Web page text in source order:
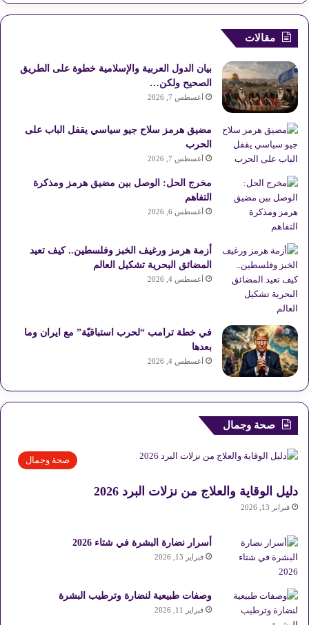
س
و
ك
ي
ي
b
م
R
مقالات
بيان الدول العربية والإسلامية خطوة على الطريق
الصحيح ولكن…
أغسطس 7, 2026
مضيق هرمز سلاح جيو سياسي يقفل الباب على
الحرب
أغسطس 7, 2026
مخرج الحل: الوصل بين مضيق هرمز ومذكرة
التفاهم
أغسطس 6, 2026
أزمة هرمز ورغيف الخبز وفلسطين.. كيف تعيد
المضائق البحرية تشكيل العالم
أغسطس 4, 2026
في خطة ترامب “لحرب استباقيّة” مع ايران وما
بعدها
أغسطس 4, 2026
صحة وجمال
صحة وجمال
دليل الوقاية والعلاج من نزلات البرد 2026
فبراير 13, 2026
أسرار نضارة البشرة في شتاء 2026
فبراير 13, 2026
وصفات طبيعية لنضارة وترطيب البشرة
فبراير 11, 2026